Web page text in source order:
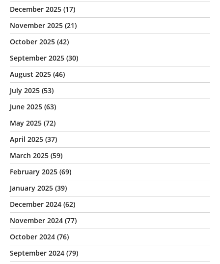
December 2025 (17)
November 2025 (21)
October 2025 (42)
September 2025 (30)
August 2025 (46)
July 2025 (53)
June 2025 (63)
May 2025 (72)
April 2025 (37)
March 2025 (59)
February 2025 (69)
January 2025 (39)
December 2024 (62)
November 2024 (77)
October 2024 (76)
September 2024 (79)